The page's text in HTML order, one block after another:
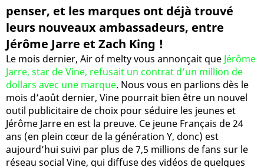
penser, et les marques ont déjà trouvé
leurs nouveaux ambassadeurs, entre
Jérôme Jarre et Zach King !
Le mois dernier, Air of melty vous annonçait que Jérôme
Jarre, star de Vine, refusait un contrat d’un million de
dollars avec une marque. Nous vous en parlions dès le
mois d’août dernier, Vine pourrait bien être un nouvel
outil publicitaire de choix pour séduire les jeunes et
Jérôme Jarre en est la preuve. Ce jeune Français de 24
ans (en plein cœur de la génération Y, donc) est
aujourd’hui suivi par plus de 7,5 millions de fans sur le
réseau social Vine, qui diffuse des vidéos de quelques